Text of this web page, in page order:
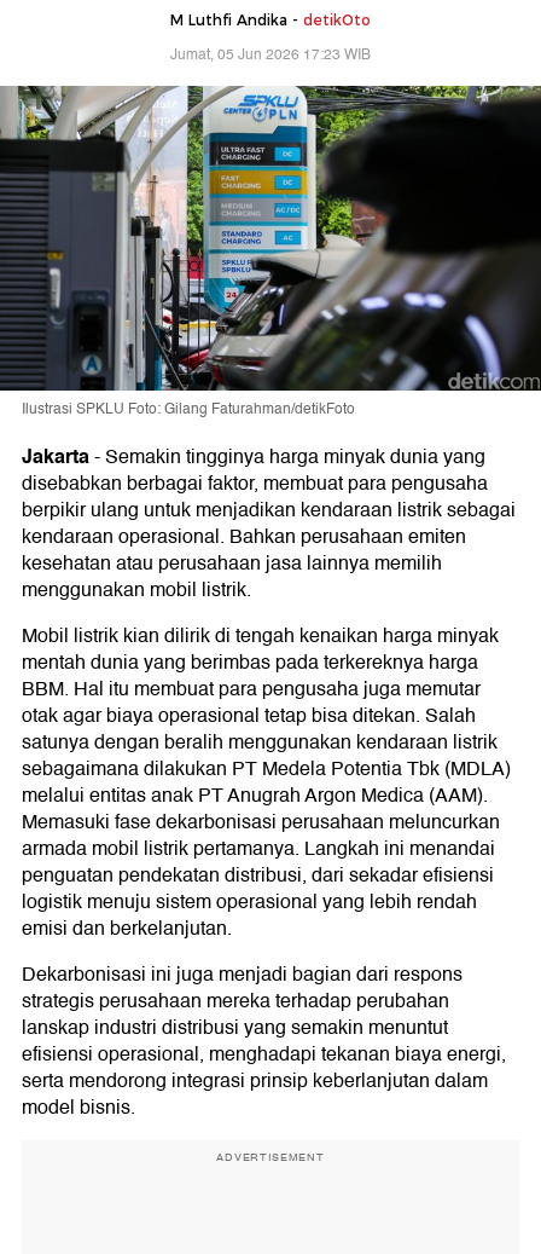
M Luthfi Andika - detikOto
Jumat, 05 Jun 2026 17:23 WIB
Ilustrasi SPKLU Foto: Gilang Faturahman/detikFoto
Jakarta-Semakin tingginya harga minyak dunia yang
disebabkan berbagai faktor, membuat para pengusaha
berpikir ulang untuk menjadikan kendaraan listrik sebagai
kendaraan operasional. Bahkan perusahaan emiten
kesehatan atau perusahaan jasa lainnya memilih
menggunakan mobil listrik.
Mobil listrik kian dilirik di tengah kenaikan harga minyak
mentah dunia yang berimbas pada terkereknya harga
BBM. Hal itu membuat para pengusaha juga memutar
otak agar biaya operasional tetap bisa ditekan. Salah
satunya dengan beralih menggunakan kendaraan listrik
sebagaimana dilakukan PT Medela Potentia Tbk (MDLA)
melalui entitas anak PT Anugrah Argon Medica (AAM).
Memasuki fase dekarbonisasi perusahaan meluncurkan
armada mobil listrik pertamanya. Langkah ini menandai
penguatan pendekatan distribusi, dari sekadar efisiensi
logistik menuju sistem operasional yang lebih rendah
emisi dan berkelanjutan.
Dekarbonisasi ini juga menjadi bagian dari respons
strategis perusahaan mereka terhadap perubahan
lanskap industri distribusi yang semakin menuntut
efisiensi operasional, menghadapi tekanan biaya energi,
serta mendorong integrasi prinsip keberlanjutan dalam
model bisnis.
ADVERTISEMENT